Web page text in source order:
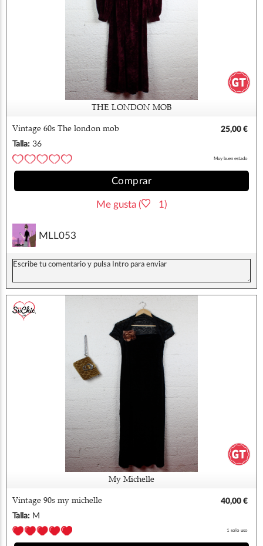
THE LONDON MOB
Vintage 60s The london mob
25,00 €
Talla: 36
Muy buen estado
Comprar
Me gusta ( 1)
MLL053
My Michelle
Vintage 90s my michelle
40,00 €
Talla: M
1 solo uso